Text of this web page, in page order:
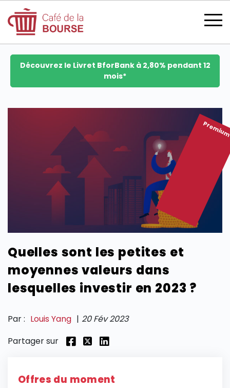
se connecter
devenir membre
SECTIONS
Découvrez le Livret BforBank à 2,80% pendant 12
mois*
Quelles sont les petites et
moyennes valeurs dans
lesquelles investir en 2023 ?
Par : Louis Yang | 20 Fév 2023
Partager sur
Offres du moment